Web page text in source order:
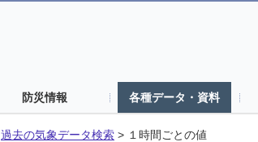
防災情報 各種データ・資料
過去の気象データ検索 > １時間ごとの値